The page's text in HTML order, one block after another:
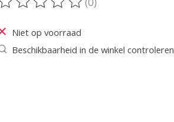
De beoordeling van dit product is
Niet op voorraad
Beschikbaarheid in de winkel controleren